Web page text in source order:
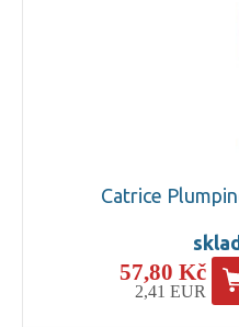
Catrice
57,80 Kč
2,41 EUR